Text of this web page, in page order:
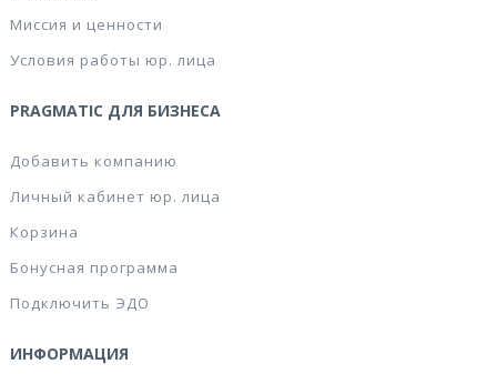
Миссия и ценности
Условия работы юр. лица
PRAGMATIC ДЛЯ БИЗНЕСА
Добавить компанию
Личный кабинет юр. лица
Корзина
Бонусная программа
Подключить ЭДО
ИНФОРМАЦИЯ